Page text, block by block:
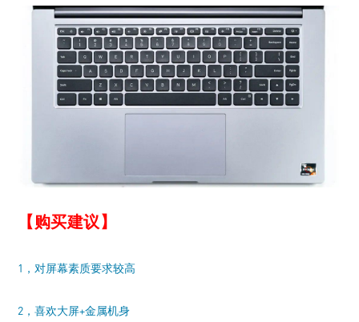
【购买建议】
1，对屏幕素质要求较高
2，喜欢大屏+金属机身